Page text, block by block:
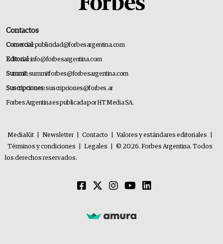
Contactos
Comercial:publicidad@forbesargentina.com
Editorial:info@forbesargentina.com
Summit:summitforbes@forbesargentina.com
Suscripciones:suscripciones@forbes.ar
Forbes Argentina es publicada por HT Media SA.
MediaKit Newsletter Contacto Valores y estándares editoriales
Términos y condiciones
Legales
© 2026. Forbes Argentina. Todos
los derechos reservados.